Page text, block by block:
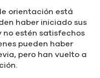
orientación está
haber iniciado sus
no estén satisfechos
pueden haber
pero han vuelto a